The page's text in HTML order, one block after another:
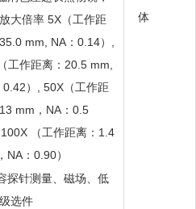
大倍率 5X （工作距
35.0 mm, NA： 0.14）
（工作距离： 20.5 mm,
0.42 ） , 50X （工作距
13 mm ， NA： 0.5
100X （工作距离： 1.4
， NA： 0.90）
探针测量、磁场、低
选件
体